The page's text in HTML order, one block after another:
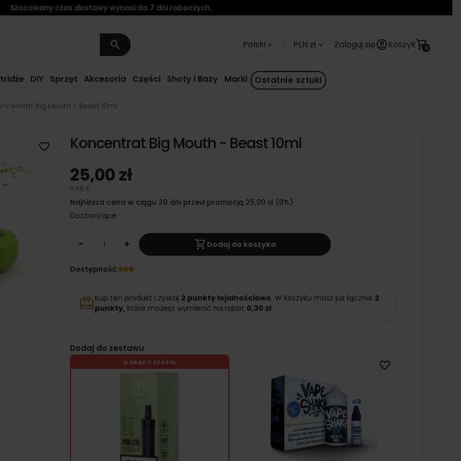
search Polski keyboard_arrow_down PLN zł keyboard_arrow_down Zaloguj sięaccount_circleKoszyk 0
shopping_cart
DIY Sprzęt Akcesoria Części Shoty i Bazy Marki Ostatnie sztuki
Szacowany czas dostawy wynosi do 7 dni roboczych.
Big Mouth - Beast 10ml
favorite_border Koncentrat Big Mouth - Beast 10ml
25,00 zł
5,88 €
Najniższa cena w ciągu 30 dni przed promocją 25,00 zł (0%)
DoctorVape
shopping_cart Dodaj do koszyka
Dostępność:
redeemKup ten produkt i zyskaj 2 punkty lojalnościowe. W koszyku masz już łącznie 2
punkty, które możesz wymienić na rabat 0,30 zł.
Dodaj do zestawu
GORĄCY STRZAŁ favorite_border